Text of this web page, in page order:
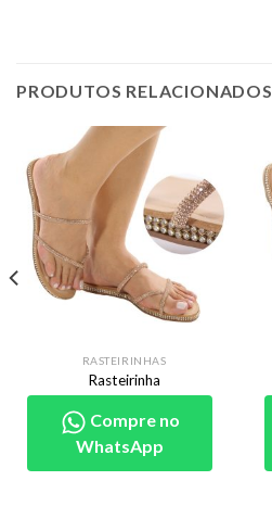
PRODUTOS RELACIONADOS
RASTEIRINHAS
Rasteirinha
Compre no
WhatsApp